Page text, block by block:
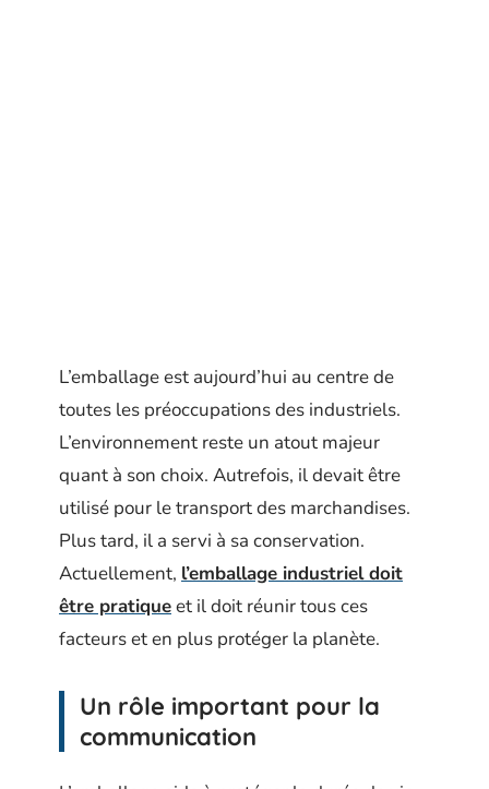
L’emballage est aujourd’hui au centre de
toutes les préoccupations des industriels.
L’environnement reste un atout majeur
quant à son choix. Autrefois, il devait être
utilisé pour le transport des marchandises.
Plus tard, il a servi à sa conservation.
Actuellement, l’emballage industriel doit
être pratiqueet il doit réunir tous ces
facteurs et en plus protéger la planète.
Un rôle important pour la
communication